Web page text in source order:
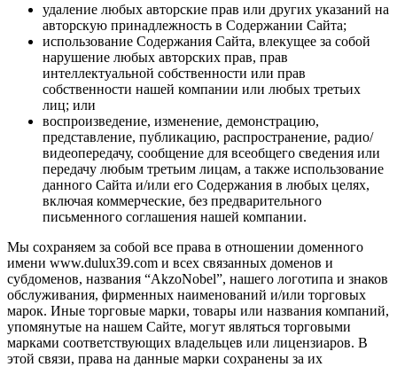
удаление любых авторские прав или других указаний на
авторскую принадлежность в Содержании Сайта;
использование Содержания Сайта, влекущее за собой
нарушение любых авторских прав, прав
интеллектуальной собственности или прав
собственности нашей компании или любых третьих
лиц; или
воспроизведение, изменение, демонстрацию,
представление, публикацию, распространение, радио/
видеопередачу, сообщение для всеобщего сведения или
передачу любым третьим лицам, а также использование
данного Сайта и/или его Содержания в любых целях,
включая коммерческие, без предварительного
письменного соглашения нашей компании.
Мы сохраняем за собой все права в отношении доменного
имени www.dulux39.com и всех связанных доменов и
субдоменов, названия “AkzoNobel”, нашего логотипа и знаков
обслуживания, фирменных наименований и/или торговых
марок. Иные торговые марки, товары или названия компаний,
упомянутые на нашем Сайте, могут являться торговыми
марками соответствующих владельцев или лицензиаров. В
этой связи, права на данные марки сохранены за их